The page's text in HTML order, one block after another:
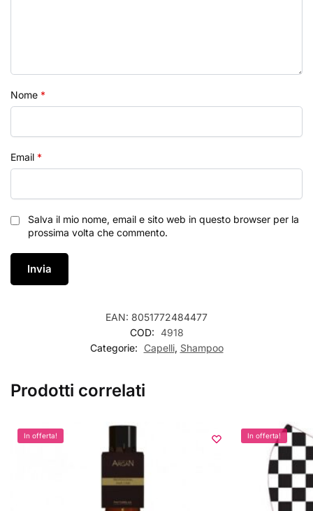
Nome *
Email *
Salva il mio nome, email e sito web in questo browser per la
prossima volta che commento.
EAN: 8051772484477
COD: 4918
Categorie:
Capelli, Shampoo
Prodotti correlati
In offerta! In offerta!